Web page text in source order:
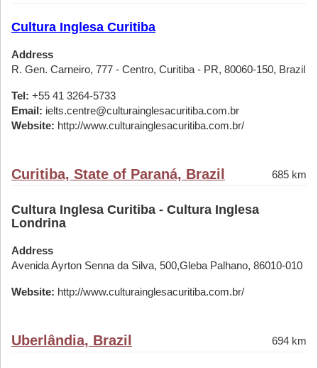
Cultura Inglesa Curitiba
Address
R. Gen. Carneiro, 777 - Centro, Curitiba - PR, 80060-150, Brazil
Tel: +55 41 3264-5733
Email: ielts.centre@culturainglesacuritiba.com.br
Website: http://www.culturainglesacuritiba.com.br/
Curitiba, State of Paraná, Brazil 685 km
Cultura Inglesa Curitiba - Cultura Inglesa
Londrina
Address
Avenida Ayrton Senna da Silva, 500,Gleba Palhano, 86010-010
Website: http://www.culturainglesacuritiba.com.br/
Uberlândia, Brazil 694 km